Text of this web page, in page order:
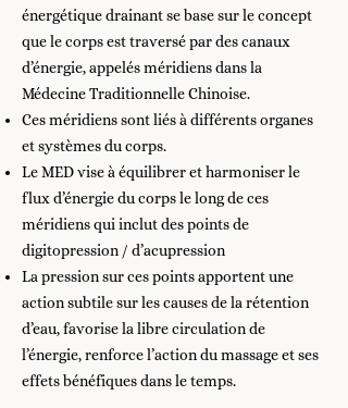
énergétique drainant se base sur le concept
que le corps est traversé par des canaux
d’énergie, appelés méridiens dans la
Médecine Traditionnelle Chinoise.
Ces méridiens sont liés à différents organes
et systèmes du corps.
Le MED vise à équilibrer et harmoniser le
flux d’énergie du corps le long de ces
méridiens qui inclut des points de
digitopression / d’acupression
La pression sur ces points apportent une
action subtile sur les causes de la rétention
d’eau, favorise la libre circulation de
l’énergie, renforce l’action du massage et ses
effets bénéfiques dans le temps.